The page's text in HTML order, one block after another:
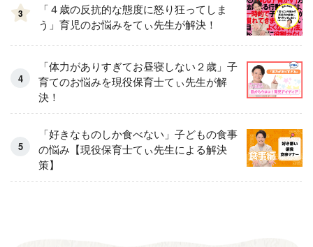
3
「４歳の反抗的な態度に怒り狂ってしま
う」育児のお悩みをてぃ先生が解決！
「体力がありすぎてお昼寝しない２歳」子
育てのお悩みを現役保育士てぃ先生が解
決！
「好きなものしか食べない」子どもの食事
の悩み【現役保育士てぃ先生による解決
策】